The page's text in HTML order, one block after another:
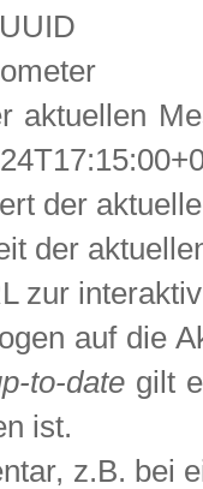
aktuellen
der
der
zur
auf die
to-date gilt
ist.
z.B. bei